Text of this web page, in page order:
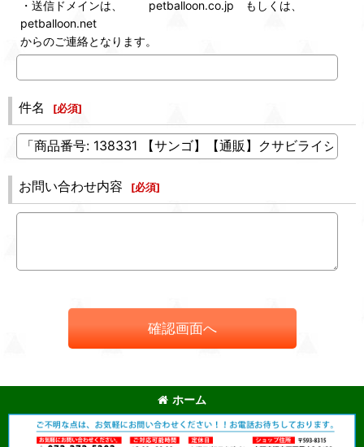
・送信ドメインは、 petballoon.co.jp もしくは、
petballoon.net
からのご連絡となります。
件名 [必須]
お問い合わせ内容 [必須]
確認画面へ
ホーム